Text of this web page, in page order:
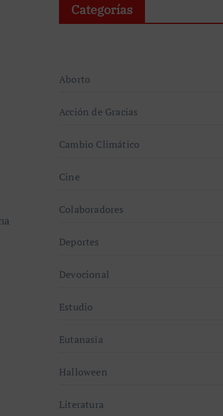
Categorías
Aborto
Acción de Gracias
Cambio Climático
Cine
Colaboradores
Deportes
Devocional
Estudio
Eutanasia
Halloween
Literatura